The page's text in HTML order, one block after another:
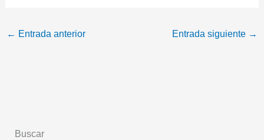
← Entrada anterior Entrada siguiente →
Buscar